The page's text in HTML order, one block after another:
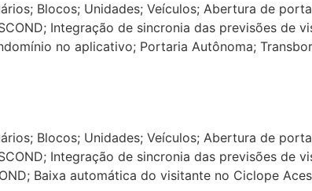
Blocos; Unidades; Veículos; Abertura de
Integração de sincronia das previsões de
no aplicativo; Portaria Autônoma;
Blocos; Unidades; Veículos; Abertura de
Integração de sincronia das previsões de
Baixa automática do visitante no Ciclope